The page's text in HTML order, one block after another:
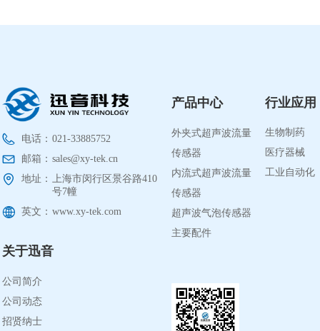
电话： 021-33885752
邮箱： sales@xy-tek.cn
地址： 上海市闵行区景谷路410
号7幢
英文： www.xy-tek.com
生物制药
医疗器械
工业自动化
行业应用
外夹式超声波流量
传感器
内流式超声波流量
传感器
超声波气泡传感器
主要配件
产品中心
公司简介
公司动态
招贤纳士
关于迅音